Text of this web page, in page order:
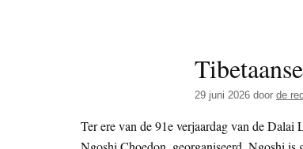
29 juni 2026 door de
Ter ere van de 91e verjaardag van de